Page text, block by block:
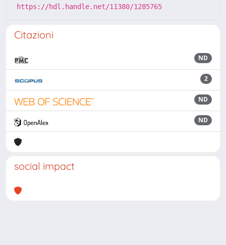
https://hdl.handle.net/11380/1285765
Citazioni
ND
2
ND
ND
social impact